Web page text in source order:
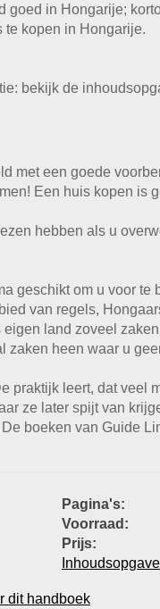
goed in Hongarije;
te kopen in Hongarije.
bekijk de
met een goede
Een huis kopen is
hebben als u
geschikt om u voor te
van regels,
land zoveel
heen waar u
praktijk leert, dat veel
ze later spijt van
boeken van Guide
Pagina's:
Voorraad:
Prijs:
Inhoudsopgave
dit handboek